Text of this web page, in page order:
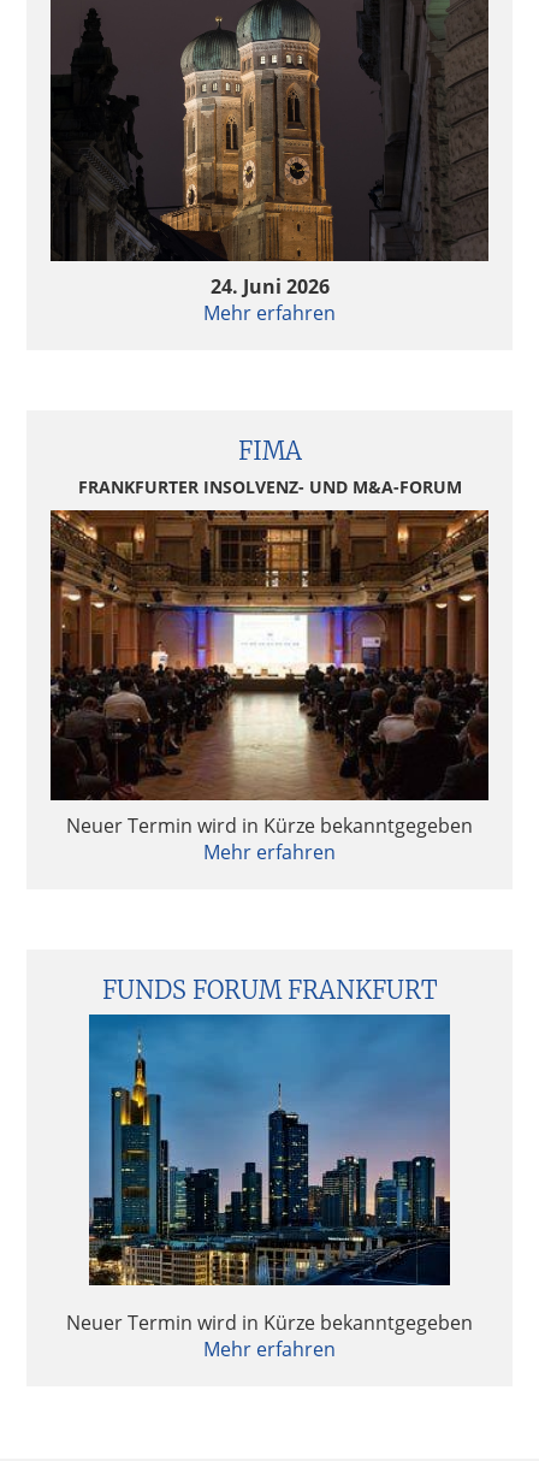
24. Juni 2026
Mehr erfahren
FIMA
FRANKFURTER INSOLVENZ- UND M&A-FORUM
Neuer Termin wird in Kürze bekanntgegeben
Mehr erfahren
FUNDS FORUM FRANKFURT
Neuer Termin wird in Kürze bekanntgegeben
Mehr erfahren